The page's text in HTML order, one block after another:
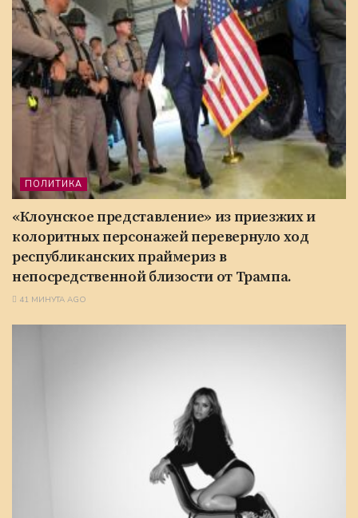
ПОЛИТИКА
«Клоунское представление» из приезжих и
колоритных персонажей перевернуло ход
республиканских праймериз в
непосредственной близости от Трампа.
41 МИНУТА AGO